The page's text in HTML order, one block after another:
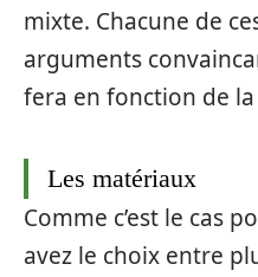
mixte. Chacune de
arguments
fera en fonction de
Les matériaux
Comme c’est le cas
avez le choix entre